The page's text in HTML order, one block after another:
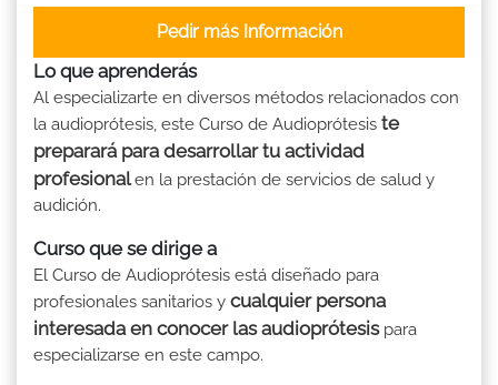
Pedir más Información
Lo que aprenderás
Al especializarte en diversos métodos relacionados con
la audioprótesis, este Curso de Audioprótesis te
preparará para desarrollar tu actividad
profesionalen la prestación de servicios de salud y
audición.
Curso que se dirige a
El Curso de Audioprótesis está diseñado para
profesionales sanitarios y cualquier persona
interesada en conocer las audioprótesispara
especializarse en este campo.